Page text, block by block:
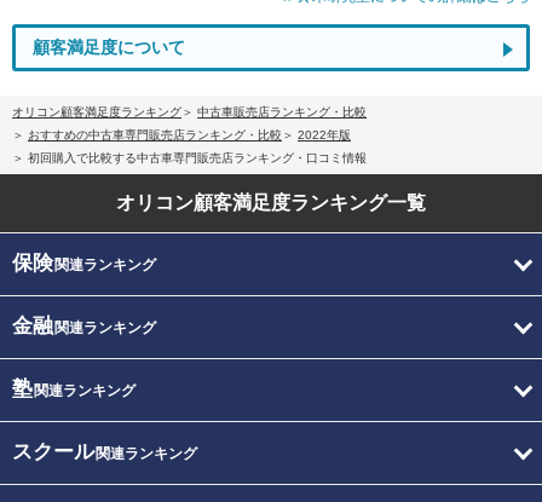
顧客満足度について
オリコン顧客満足度ランキング
中古車販売店ランキング・比較
おすすめの中古車専門販売店ランキング・比較
2022年版
初回購入で比較する中古車専門販売店ランキング・口コミ情報
オリコン顧客満足度ランキング一覧
保険関連ランキング
金融関連ランキング
塾関連ランキング
スクール関連ランキング